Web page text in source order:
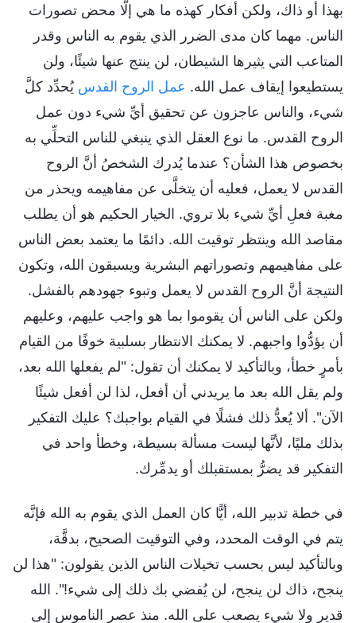
بهذا أو ذاك، ولكن أفكار كهذه ما هي إلَّا محض تصورات
الناس. مهما كان مدى الضرر الذي يقوم به الناس وقدر
المتاعب التي يثيرها الشيطان، لن ينتج عنها شيئًا، ولن
يستطيعوا إيقاف عمل الله. عمل الروح القدس يُحدِّد كلَّ
شيء، والناس عاجزون عن تحقيق أيِّ شيء دون عمل
الروح القدس. ما نوع العقل الذي ينبغي للناس التحلِّي به
بخصوص هذا الشأن؟ عندما يُدرك الشخصُ أنَّ الروح
القدس لا يعمل، فعليه أن يتخلَّى عن مفاهيمه ويحذر من
مغبة فعلِ أيِّ شيء بلا تروي. الخيار الحكيم هو أن يطلب
مقاصد الله وينتظر توقيت الله. دائمًا ما يعتمد بعض الناس
على مفاهيمهم وتصوراتهم البشرية ويسبقون الله، وتكون
النتيجة أنَّ الروح القدس لا يعمل وتبوء جهودهم بالفشل.
ولكن على الناس أن يقوموا بما هو واجب عليهم، وعليهم
أن يؤدُّوا واجبهم. لا يمكنك الانتظار بسلبية خوفًا من القيام
بأمرٍ خطأ، وبالتأكيد لا يمكنك أن تقول: "لم يفعلها الله بعد،
ولم يقل الله بعد ما يريدني أن أفعل، لذا لن أفعل شيئًا
الآن". ألا يُعدُّ ذلك فشلًا في القيام بواجبك؟ عليك التفكير
بذلك مليًا، لأنَّها ليست مسألة بسيطة، وخطأ واحد في
التفكير قد يضرُّ بمستقبلك أو يدمِّرك.
في خطة تدبير الله، أيًّا كان العمل الذي يقوم به الله فإنَّه
يتم في الوقت المحدد، وفي التوقيت الصحيح، بدقَّة،
وبالتأكيد ليس بحسب تخيلات الناس الذين يقولون: "هذا لن
ينجح، ذاك لن ينجح، لن يُفضي بك ذلك إلى شيء!". الله
قدير ولا شيء يصعب على الله. منذ عصر الناموس إلى